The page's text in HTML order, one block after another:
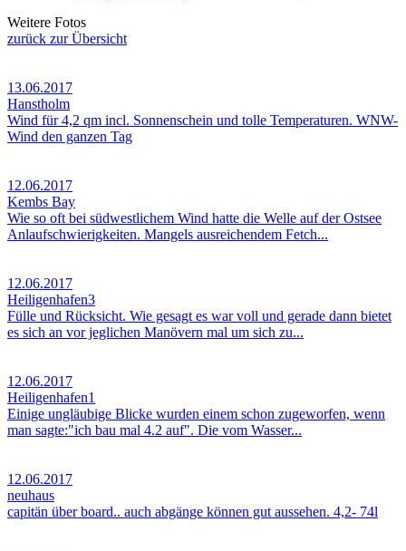
Weitere Fotos
zurück zur Übersicht
13.06.2017
Hanstholm
Wind für 4,2 qm incl. Sonnenschein und tolle Temperaturen. WNW-
Wind den ganzen Tag
12.06.2017
Kembs Bay
Wie so oft bei südwestlichem Wind hatte die Welle auf der Ostsee
Anlaufschwierigkeiten. Mangels ausreichendem Fetch...
12.06.2017
Heiligenhafen3
Fülle und Rücksicht. Wie gesagt es war voll und gerade dann bietet
es sich an vor jeglichen Manövern mal um sich zu...
12.06.2017
Heiligenhafen1
Einige ungläubige Blicke wurden einem schon zugeworfen, wenn
man sagte:"ich bau mal 4.2 auf". Die vom Wasser...
12.06.2017
neuhaus
capitän über board.. auch abgänge können gut aussehen. 4,2- 74l